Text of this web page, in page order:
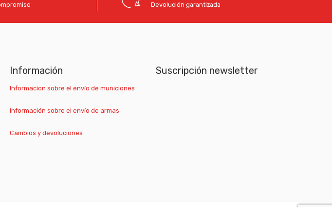
Devolución garantizada
Información
Informacion sobre el envío de municiones
Información sobre el envío de armas
Cambios y devoluciones
Suscripción newsletter